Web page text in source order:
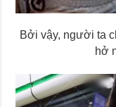
Bởi vậy, người ta
hở